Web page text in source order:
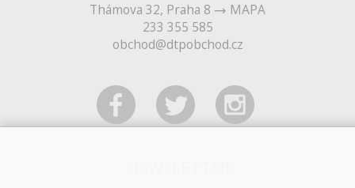
Thámova 32, Praha 8
MAPA
233 355 585
obchod@dtpobchod.cz